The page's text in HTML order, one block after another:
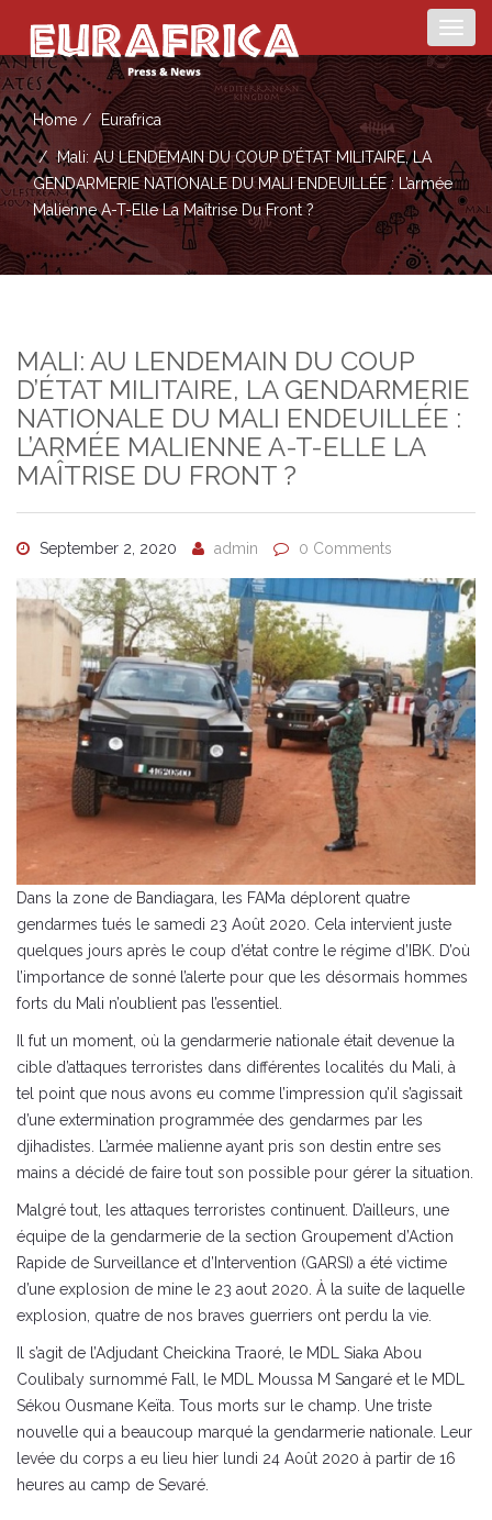
Home Eurafrica
Mali: AU LENDEMAIN DU COUP D’ÉTAT MILITAIRE, LA
GENDARMERIE NATIONALE DU MALI ENDEUILLÉE : L’armée
Malienne A-T-Elle La Maîtrise Du Front ?
MALI: AU LENDEMAIN DU COUP
D’ÉTAT MILITAIRE, LA GENDARMERIE
NATIONALE DU MALI ENDEUILLÉE :
L’ARMÉE MALIENNE A-T-ELLE LA
MAÎTRISE DU FRONT ?
September 2, 2020 admin 0 Comments
Dans la zone de Bandiagara, les FAMa déplorent quatre
gendarmes tués le samedi 23 Août 2020. Cela intervient juste
quelques jours après le coup d’état contre le régime d’IBK. D’où
l’importance de sonné l’alerte pour que les désormais hommes
forts du Mali n’oublient pas l’essentiel.
Il fut un moment, où la gendarmerie nationale était devenue la
cible d’attaques terroristes dans différentes localités du Mali, à
tel point que nous avons eu comme l’impression qu’il s’agissait
d’une extermination programmée des gendarmes par les
djihadistes. L’armée malienne ayant pris son destin entre ses
mains a décidé de faire tout son possible pour gérer la situation.
Malgré tout, les attaques terroristes continuent. D’ailleurs, une
équipe de la gendarmerie de la section Groupement d’Action
Rapide de Surveillance et d’Intervention (GARSI) a été victime
d’une explosion de mine le 23 aout 2020. À la suite de laquelle
explosion, quatre de nos braves guerriers ont perdu la vie.
Il s’agit de l’Adjudant Cheickina Traoré, le MDL Siaka Abou
Coulibaly surnommé Fall, le MDL Moussa M Sangaré et le MDL
Sékou Ousmane Keïta. Tous morts sur le champ. Une triste
nouvelle qui a beaucoup marqué la gendarmerie nationale. Leur
levée du corps a eu lieu hier lundi 24 Août 2020 à partir de 16
heures au camp de Sevaré.